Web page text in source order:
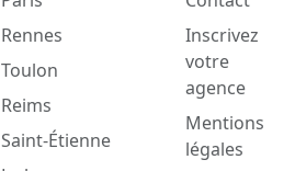
Rennes
Toulon
Reims
Saint-Étienne
Inscrivez
votre
agence
Mentions
légales